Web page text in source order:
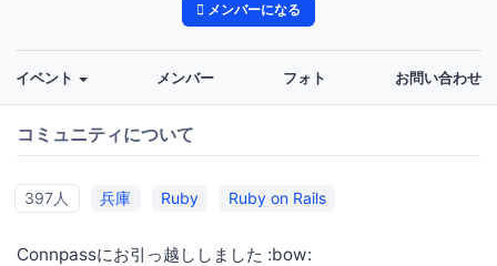
メンバーになる
イベント メンバー フォト お問い合わせ
コミュニティについて
397人 兵庫 Ruby Ruby on Rails
Connpassにお引っ越ししました :bow: